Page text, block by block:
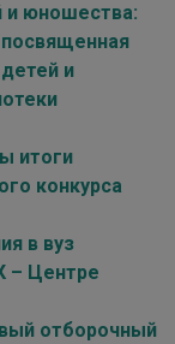
и юношества:
и
итоги
конкурса
в вуз
– Центре
отборочный